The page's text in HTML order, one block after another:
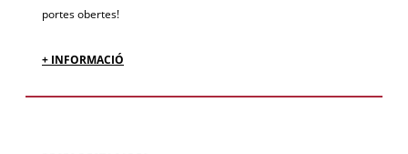
portes obertes!
+ INFORMACIÓ